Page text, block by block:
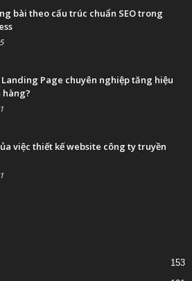
bài theo cấu trúc chuẩn SEO trong
Landing Page chuyên nghiệp tăng hiệu
hàng?
việc thiết kế website công ty truyền
153